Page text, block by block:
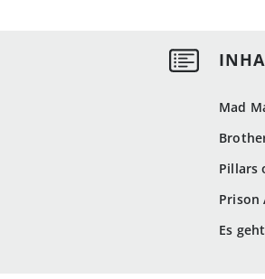
Mad
Pillars
Prison
Es